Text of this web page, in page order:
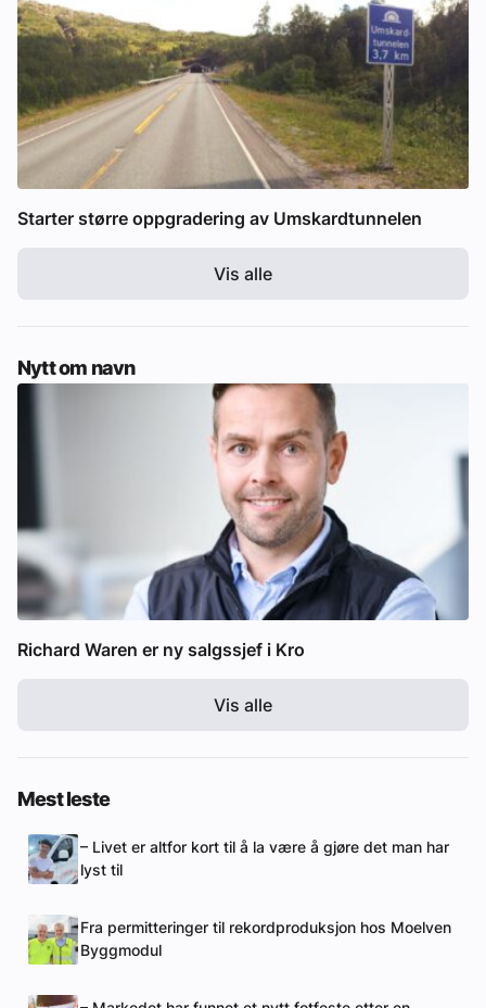
Starter større oppgradering av Umskardtunnelen
Vis alle
Nytt om navn
Richard Waren er ny salgssjef i Kro
Vis alle
Mest leste
– Livet er altfor kort til å la være å gjøre det man har
lyst til
Fra permitteringer til rekordproduksjon hos Moelven
Byggmodul